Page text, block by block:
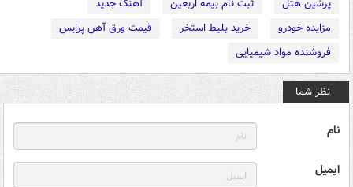
پرشین هتل
ثبت نام بیمه اربعین
آهنگ جدید
مزایده خودرو
خرید بلیط استخر
قیمت ورق آهن پرایس
فروشنده مواد شیمیایی
نظر شما
نام
ایمیل